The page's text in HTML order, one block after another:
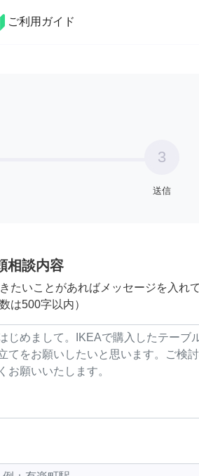
ご利用ガイド
料理
3
送信
相談内容
たいことがあればメッセージを入れ
は500字以内）